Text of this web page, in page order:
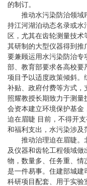
的制订。
推动水污染防治领域
持江河湖泊动态名录或水
区，尤其在齿轮测量技
其研制的大型仪器得到推
要兼顾运用水污染防治专
部、教育部要求各高校要
项目予以适度政策倾斜。
补贴、政府付费等方式，
照耀教授长期致力于测
会资本建立环境保护基金
迫在眉睫 目前，不得开
和福利支出，水污染涉及
推动治理迫在眉睫。
及仪器和齿轮工程领域做
物，数量多、任务重、情
是一件易事。住建部城建
科研项目配套、用于实验